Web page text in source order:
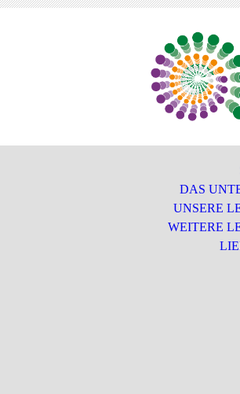
DAS
UNSERE
WEITERE